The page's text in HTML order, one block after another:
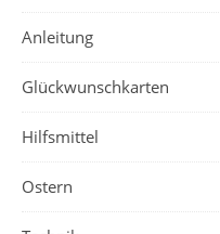
Anleitung
Glückwunschkarten
Hilfsmittel
Ostern